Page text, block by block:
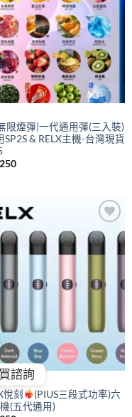
限煙彈|一代通用彈(三入裝)
SP2S & RELX主機-台灣現貨
Add to
wishlist
悅刻
(PIUS三段式功率)六
(五代通用)
諮詢